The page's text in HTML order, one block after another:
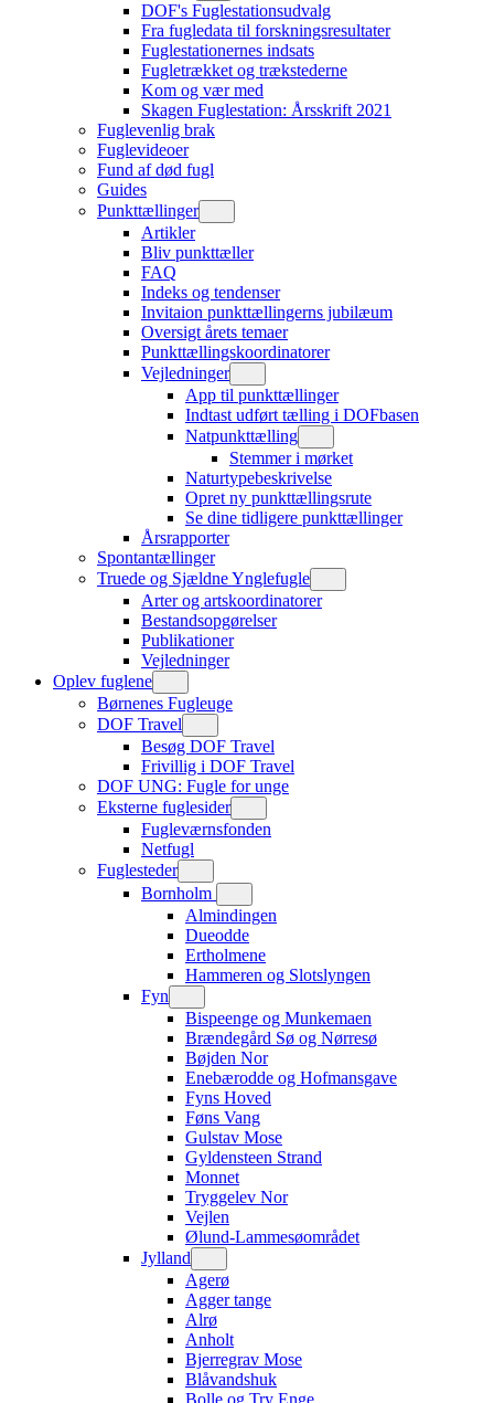
DOF's Fuglestationsudvalg
Fra fugledata til forskningsresultater
Fuglestationernes indsats
Fugletrækket og trækstederne
Kom og vær med
Skagen Fuglestation: Årsskrift 2021
Fuglevenlig brak
Fuglevideoer
Fund af død fugl
Guides
Punkttællinger
Artikler
Bliv punkttæller
FAQ
Indeks og tendenser
Invitaion punkttællingerns jubilæum
Oversigt årets temaer
Punkttællingskoordinatorer
Vejledninger
App til punkttællinger
Indtast udført tælling i DOFbasen
Natpunkttælling
Stemmer i mørket
Naturtypebeskrivelse
Opret ny punkttællingsrute
Se dine tidligere punkttællinger
Årsrapporter
Spontantællinger
Truede og Sjældne Ynglefugle
Arter og artskoordinatorer
Bestandsopgørelser
Publikationer
Vejledninger
Oplev fuglene
Børnenes Fugleuge
DOF Travel
Besøg DOF Travel
Frivillig i DOF Travel
DOF UNG: Fugle for unge
Eksterne fuglesider
Fugleværnsfonden
Netfugl
Fuglesteder
Bornholm
Almindingen
Dueodde
Ertholmene
Hammeren og Slotslyngen
Fyn
Bispeenge og Munkemaen
Brændegård Sø og Nørresø
Bøjden Nor
Enebærodde og Hofmansgave
Fyns Hoved
Føns Vang
Gulstav Mose
Gyldensteen Strand
Monnet
Tryggelev Nor
Vejlen
Ølund-Lammesøområdet
Jylland
Agerø
Agger tange
Alrø
Anholt
Bjerregrav Mose
Blåvandshuk
Bolle og Try Enge